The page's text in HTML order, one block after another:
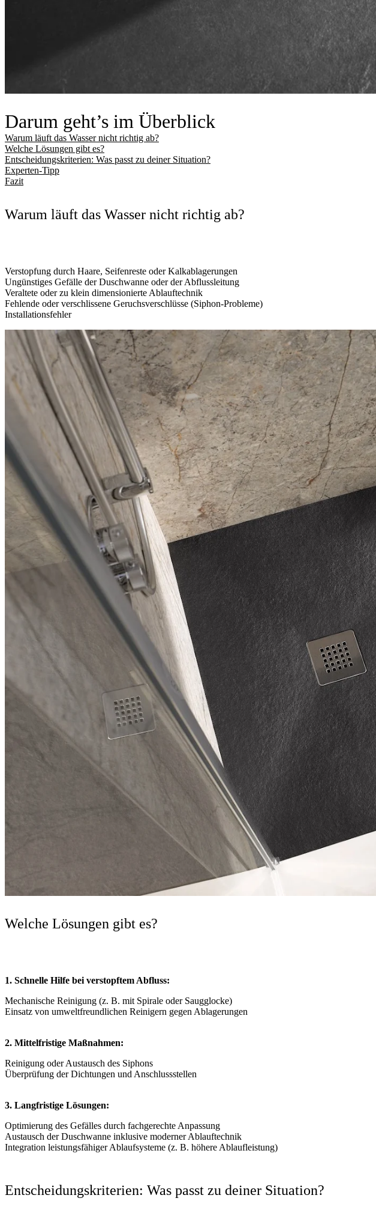
Darum geht’s im Überblick
Warum läuft das Wasser nicht richtig ab?
Welche Lösungen gibt es?
Entscheidungskriterien: Was passt zu deiner Situation?
Experten-Tipp
Fazit
Warum läuft das Wasser nicht richtig ab?
Verstopfung durch Haare, Seifenreste oder Kalkablagerungen
Ungünstiges Gefälle der Duschwanne oder der Abflussleitung
Veraltete oder zu klein dimensionierte Ablauftechnik
Fehlende oder verschlissene Geruchsverschlüsse (Siphon-Probleme)
Installationsfehler
Welche Lösungen gibt es?
1. Schnelle Hilfe bei verstopftem Abfluss:
Mechanische Reinigung (z. B. mit Spirale oder Saugglocke)
Einsatz von umweltfreundlichen Reinigern gegen Ablagerungen
2. Mittelfristige Maßnahmen:
Reinigung oder Austausch des Siphons
Überprüfung der Dichtungen und Anschlussstellen
3. Langfristige Lösungen:
Optimierung des Gefälles durch fachgerechte Anpassung
Austausch der Duschwanne inklusive moderner Ablauftechnik
Integration leistungsfähiger Ablaufsysteme (z. B. höhere Ablaufleistung)
Entscheidungskriterien: Was passt zu deiner Situation?